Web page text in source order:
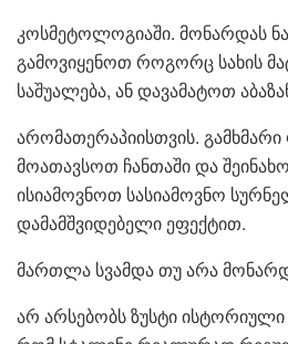
კოსმეტოლოგიაში. მონარდას
გამოვიყენოთ როგორც სახის
საშუალება, ან დავამატოთ
არომათერაპიისთვის.
მოათავსოთ ჩანთაში და
ისიამოვნოთ სასიამოვნო
დამამშვიდებელი ეფექტით.
მართლა სვამდა თუ არა
არ არსებობს ზუსტი ისტორიული